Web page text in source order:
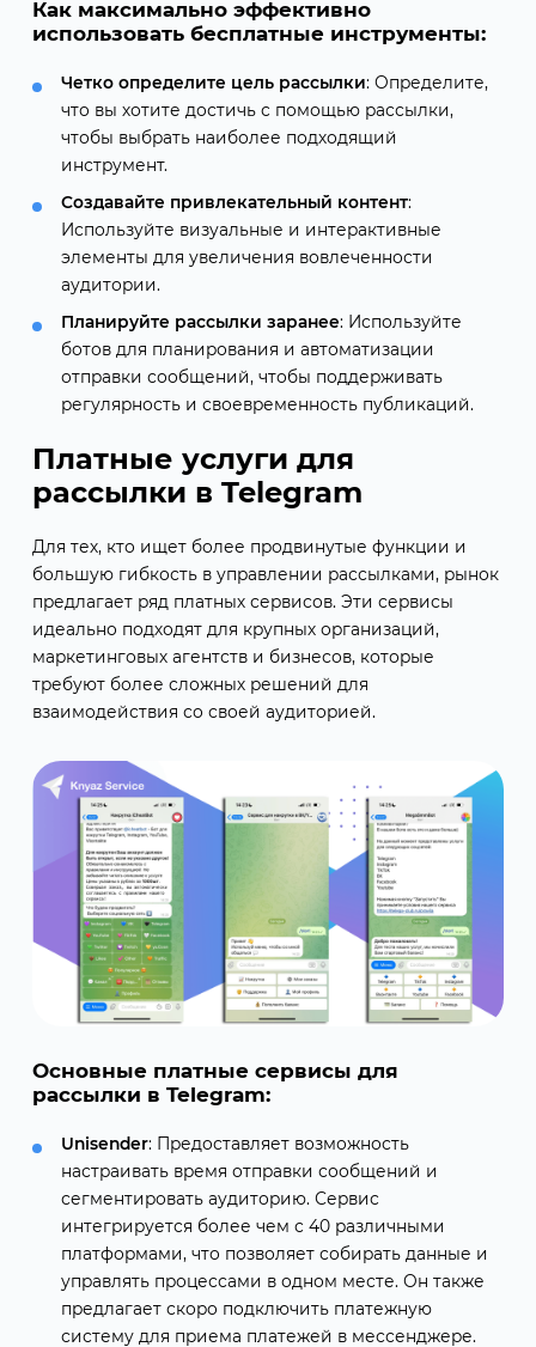
Как максимально эффективно
использовать бесплатные инструменты:
Четко определите цель рассылки: Определите,
что вы хотите достичь с помощью рассылки,
чтобы выбрать наиболее подходящий
инструмент.
Создавайте привлекательный контент:
Используйте визуальные и интерактивные
элементы для увеличения вовлеченности
аудитории.
Планируйте рассылки заранее: Используйте
ботов для планирования и автоматизации
отправки сообщений, чтобы поддерживать
регулярность и своевременность публикаций.
Платные услуги для
рассылки в Telegram
Для тех, кто ищет более продвинутые функции и
большую гибкость в управлении рассылками, рынок
предлагает ряд платных сервисов. Эти сервисы
идеально подходят для крупных организаций,
маркетинговых агентств и бизнесов, которые
требуют более сложных решений для
взаимодействия со своей аудиторией.
Основные платные сервисы для
рассылки в Telegram:
Unisender: Предоставляет возможность
настраивать время отправки сообщений и
сегментировать аудиторию. Сервис
интегрируется более чем с 40 различными
платформами, что позволяет собирать данные и
управлять процессами в одном месте. Он также
предлагает скоро подключить платежную
систему для приема платежей в мессенджере.